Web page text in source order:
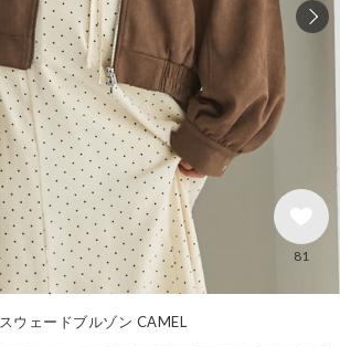
スウェードブルゾン CAMEL
81